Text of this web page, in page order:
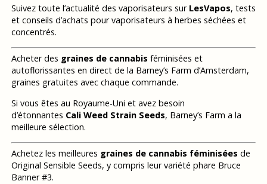
Suivez toute l’actualité des vaporisateurs sur LesVapos, tests
et conseils d’achats pour vaporisateurs à herbes séchées et
concentrés.
Acheter des graines de cannabis féminisées et
autoflorissantes en direct de la Barney’s Farm d’Amsterdam,
graines gratuites avec chaque commande.
Si vous êtes au Royaume-Uni et avez besoin
d’étonnantes Cali Weed Strain Seeds, Barney’s Farm a la
meilleure sélection.
Achetez les meilleures graines de cannabis féminisées de
Original Sensible Seeds, y compris leur variété phare Bruce
Banner #3.